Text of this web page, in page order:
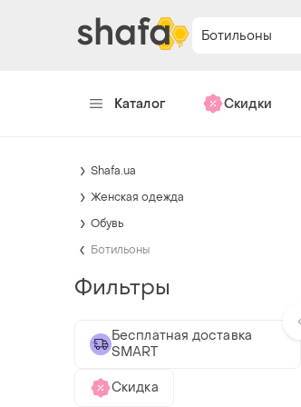
Ботильоны
Каталог Скидки
Shafa.ua
Женская одежда
Обувь
Ботильоны
Фильтры
Бесплатная доставка
SMART
Скидка